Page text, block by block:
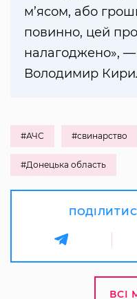
м’ясом, або
повинно, цей
налагоджено»,
Володимир
#АЧС #свинарство
#Донецька область
ВСІ